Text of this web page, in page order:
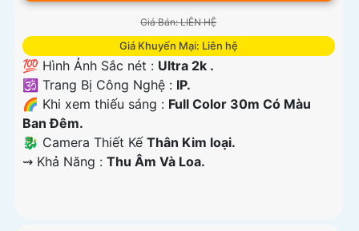
Giá Bán: LIÊN HỆ
Giá Khuyến Mại: Liên hệ
💯 Hình Ảnh Sắc nét : Ultra 2k .
🕉️ Trang Bị Công Nghệ : IP.
🌈 Khi xem thiếu sáng : Full Color 30m Có Màu
Ban Ðêm.
🐉️ Camera Thiết Kế Thân Kim loại.
️⇝ Khả Năng : Thu Âm Và Loa.